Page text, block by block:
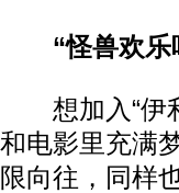
“怪兽欢乐
想加入“伊利
和电影里充满
限向往，同样